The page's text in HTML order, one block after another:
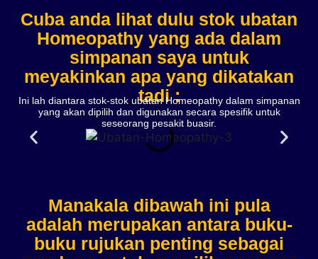
Cuba anda lihat dulu stok ubatan
Homeopathy yang ada dalam
simpanan saya untuk
meyakinkan apa yang dikatakan
tadi :
Ini lah diantara stok-stok ubatan Homeopathy dalam simpanan
yang akan dipilih dan digunakan secara spesifik untuk
seseorang pesakit buasir.
Manakala dibawah ini pula
adalah merupakan antara buku-
buku rujukan penting sebagai